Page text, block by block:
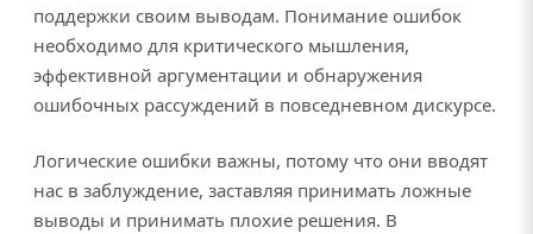
поддержки своим выводам. Понимание ошибок
необходимо для критического мышления,
эффективной аргументации и обнаружения
ошибочных рассуждений в повседневном дискурсе.
Логические ошибки важны, потому что они вводят
нас в заблуждение, заставляя принимать ложные
выводы и принимать плохие решения. В